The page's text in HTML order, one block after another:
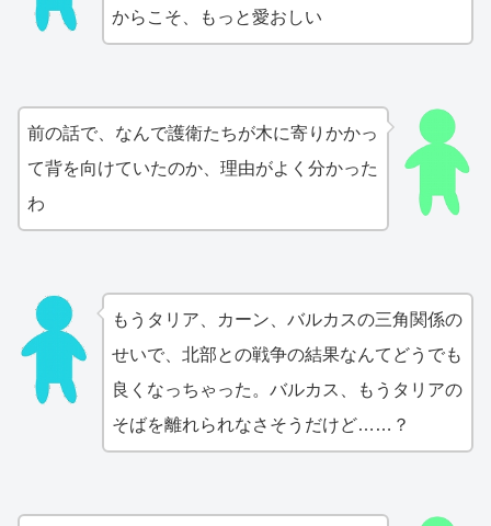
からこそ、もっと愛おしい
前の話で、なんで護衛たちが木に寄りかかっ
て背を向けていたのか、理由がよく分かった
わ
もうタリア、カーン、バルカスの三角関係の
せいで、北部との戦争の結果なんてどうでも
良くなっちゃった。バルカス、もうタリアの
そばを離れられなさそうだけど……？